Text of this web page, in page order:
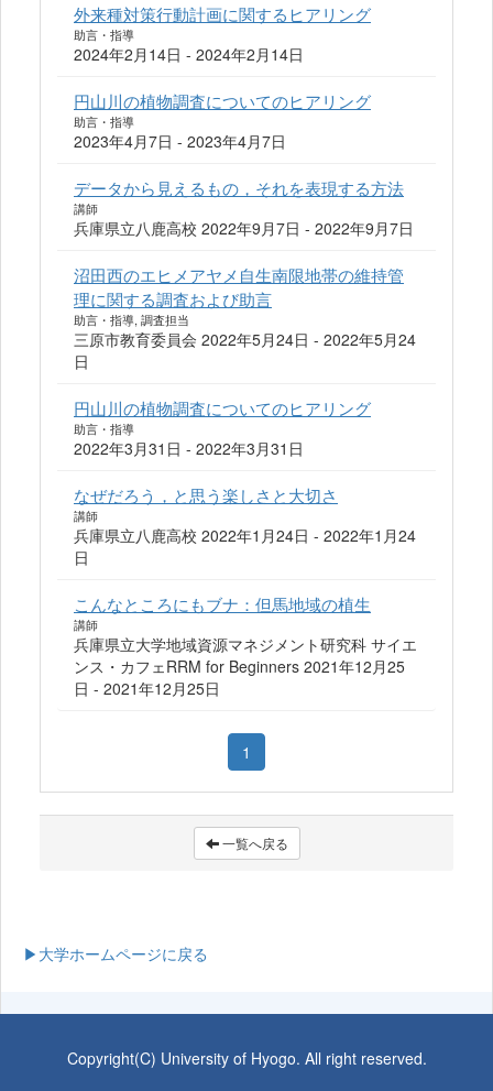
外来種対策行動計画に関するヒアリング
助言・指導
2024年2月14日 - 2024年2月14日
円山川の植物調査についてのヒアリング
助言・指導
2023年4月7日 - 2023年4月7日
データから見えるもの，それを表現する方法
講師
兵庫県立八鹿高校 2022年9月7日 - 2022年9月7日
沼田西のエヒメアヤメ自生南限地帯の維持管
理に関する調査および助言
助言・指導, 調査担当
三原市教育委員会 2022年5月24日 - 2022年5月24
日
円山川の植物調査についてのヒアリング
助言・指導
2022年3月31日 - 2022年3月31日
なぜだろう，と思う楽しさと大切さ
講師
兵庫県立八鹿高校 2022年1月24日 - 2022年1月24
日
こんなところにもブナ：但馬地域の植生
講師
兵庫県立大学地域資源マネジメント研究科 サイエ
ンス・カフェRRM for Beginners 2021年12月25
日 - 2021年12月25日
1
一覧へ戻る
▶大学ホームページに戻る
Copyright(C) University of Hyogo. All right reserved.